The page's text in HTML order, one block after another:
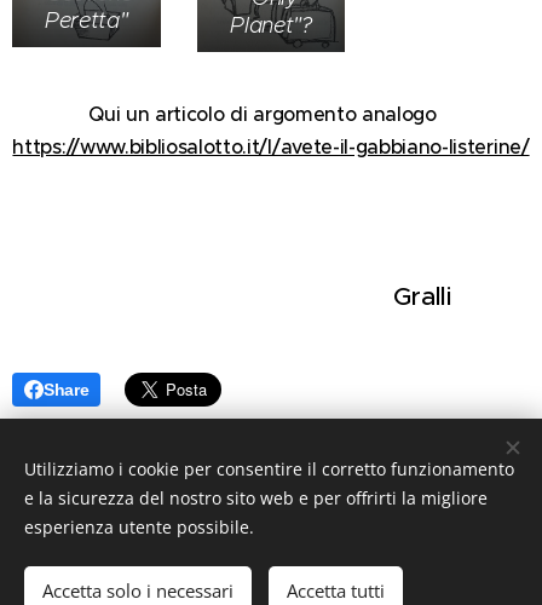
Peretta"
Planet"?
Qui un articolo di argomento analogo
https://www.bibliosalotto.it/l/avete-il-gabbiano-listerine/
Gralli
Share
Utilizziamo i cookie per consentire il corretto funzionamento
e la sicurezza del nostro sito web e per offrirti la migliore
esperienza utente possibile.
Accetta solo i necessari Accetta tutti